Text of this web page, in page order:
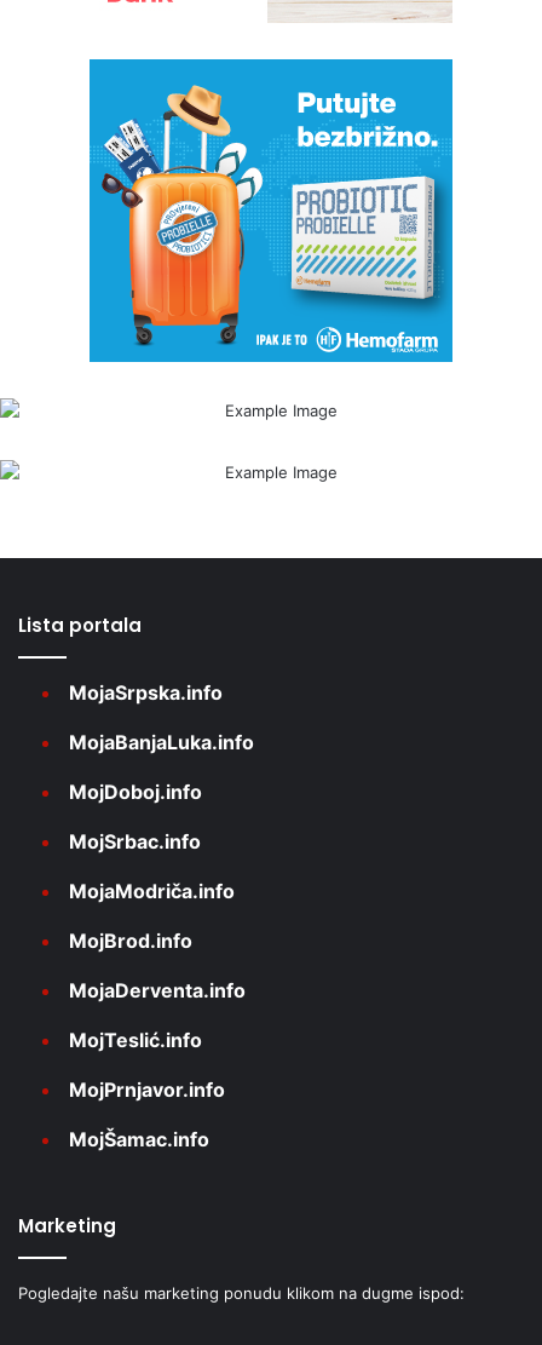
Lista portala
MojaSrpska.info
MojaBanjaLuka.info
MojDoboj.info
MojSrbac.info
MojaModriča.info
MojBrod.info
MojaDerventa.info
MojTeslić.info
MojPrnjavor.info
MojŠamac.info
Marketing
Pogledajte našu marketing ponudu klikom na dugme ispod: